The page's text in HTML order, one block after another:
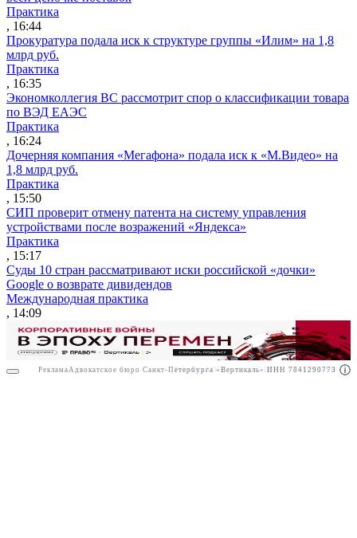
Реклама АО"Право.ру" ИНН: 7708095468
Практика
, 16:44
Прокуратура подала иск к структуре группы «Илим» на 1,8
млрд руб.
Практика
, 16:35
Экономколлегия ВС рассмотрит спор о классификации товара
по ВЭД ЕАЭС
Практика
, 16:24
Дочерняя компания «Мегафона» подала иск к «М.Видео» на
1,8 млрд руб.
Практика
, 15:50
СИП проверит отмену патента на систему управления
устройствами после возражений «Яндекса»
Практика
, 15:17
Суды 10 стран рассматривают иски российской «дочки»
Google о возврате дивидендов
Международная практика
, 14:09
Реклама Адвокатское бюро Санкт-Петербурга «Вертикаль» ИНН 7841290773